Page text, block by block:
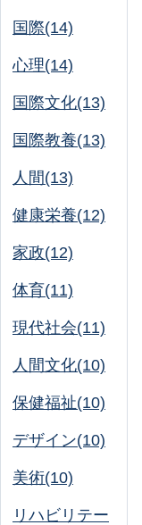
国際(14)
心理(14)
国際文化(13)
国際教養(13)
人間(13)
健康栄養(12)
家政(12)
体育(11)
現代社会(11)
人間文化(10)
保健福祉(10)
デザイン(10)
美術(10)
リハビリテー